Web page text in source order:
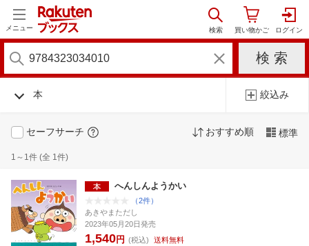
メニュー
本 絞込み
セーフサーチ おすすめ順 標準
1～1件 (全 1件)
へんしんようかい
（2件）
あきやまただし
2023年05月20日発売
1,540円 (税込) 送料無料